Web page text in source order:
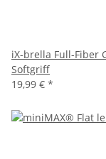
iX-brella Full-Fiber
Softgriff
19,99 € *